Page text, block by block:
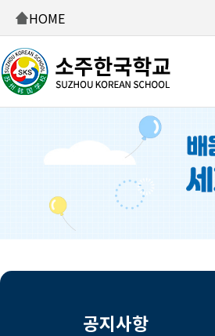
HOME
공지사항